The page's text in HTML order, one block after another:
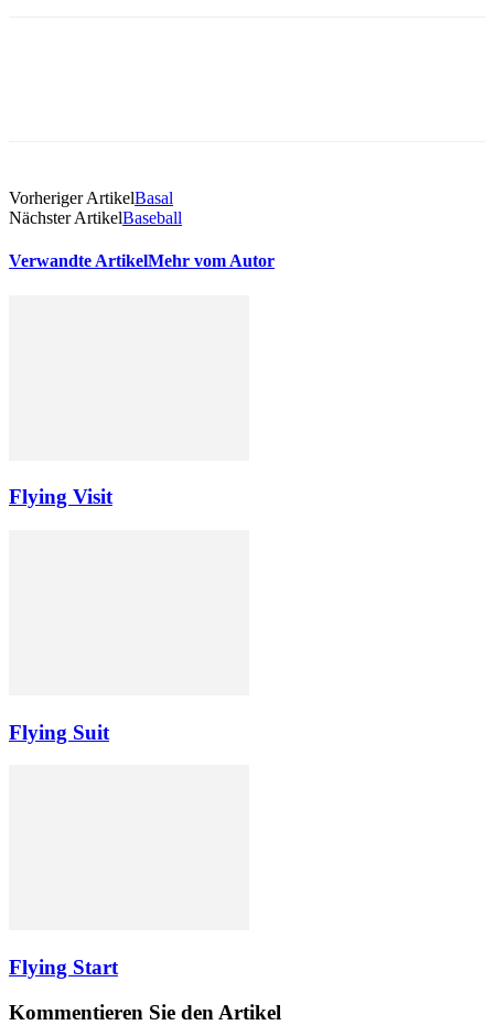
Vorheriger ArtikelBasal
Nächster ArtikelBaseball
Verwandte ArtikelMehr vom Autor
Flying Visit
Flying Suit
Flying Start
Kommentieren Sie den Artikel